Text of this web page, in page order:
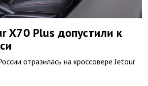
X70 Plus допустили к
отразилась на кроссовере Jetour